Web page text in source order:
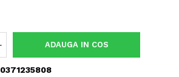
ADAUGA IN COS
0371235808